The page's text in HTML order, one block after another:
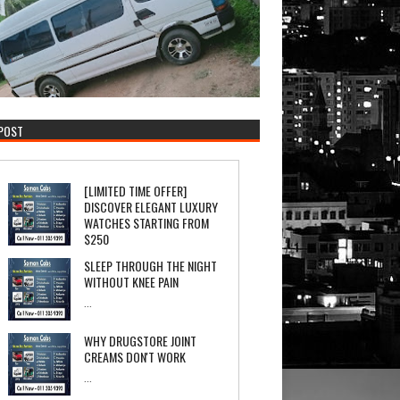
[LIMITED TIME OFFER]
DISCOVER ELEGANT LUXURY
WATCHES STARTING FROM
$250
Luxury Timepieces Co...SLEEP THROUGH THE NIGHT
WITHOUT KNEE PAIN
WHY DRUGSTORE JOINT
CREAMS DON'T WORK